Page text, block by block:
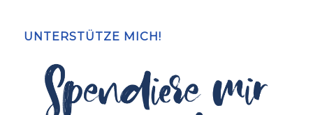
UNTERSTÜTZE MICH!